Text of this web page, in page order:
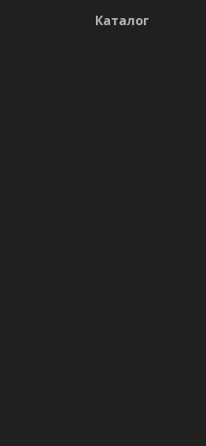
Каталог